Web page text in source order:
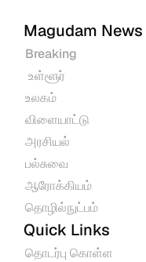
Magudam News
Breaking
உள்ளூர்
உலகம்
விளையாட்டு
அரசியல்
பல்சுவை
ஆரோக்கியம்
தொழில்நுட்பம்
Quick Links
தொடர்பு கொள்ள